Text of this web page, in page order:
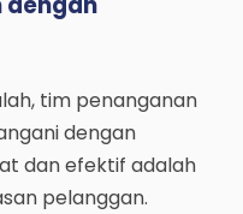
tim penanganan
dengan
dan efektif adalah
pelanggan.